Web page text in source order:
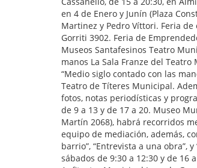
en 4 de Enero y Junín (Plaza
Martinez y Pedro Víttori. Feria
Gorriti 3902. Feria de
Museos Santafesinos Teatro
manos La Sala Franze del
“Medio siglo contado con las
Teatro de Títeres Municipal.
fotos, notas periodísticas y
de 9 a 13 y de 17 a 20. Museo
Martín 2068), habrá recorridos
equipo de mediación, además,
barrio”, “Entrevista a una obra”,
sábados de 9:30 a 12:30 y de 16